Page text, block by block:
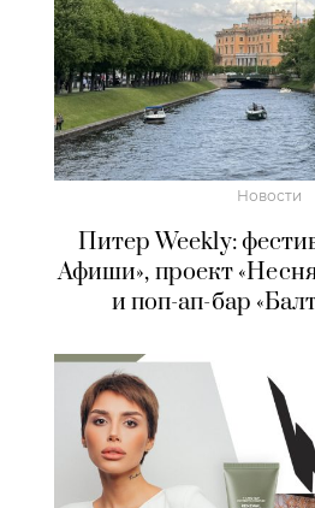
Новости
Питер Weekly:
Афиши», проект
и поп-ап-бар